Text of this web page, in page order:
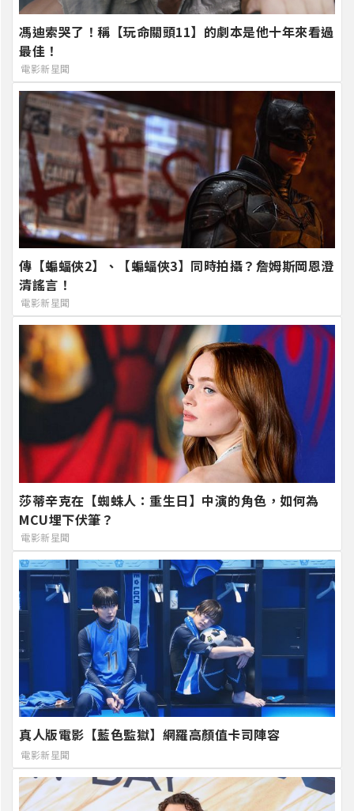
馮迪索哭了！稱【玩命關頭11】的劇本是他十年來看過
最佳！
電影新星聞
傳【蝙蝠俠2】、【蝙蝠俠3】同時拍攝？詹姆斯岡恩澄
清謠言！
電影新星聞
莎蒂辛克在【蜘蛛人：重生日】中演的角色，如何為
MCU埋下伏筆？
電影新星聞
真人版電影【藍色監獄】網羅高顏值卡司陣容
電影新星聞